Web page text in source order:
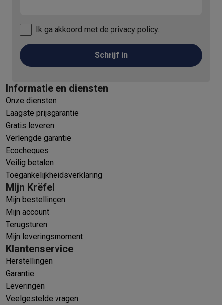
Ik ga akkoord met de privacy policy.
Schrijf in
Informatie en diensten
Onze diensten
Laagste prijsgarantie
Gratis leveren
Verlengde garantie
Ecocheques
Veilig betalen
Toegankelijkheidsverklaring
Mijn Krëfel
Mijn bestellingen
Mijn account
Terugsturen
Mijn leveringsmoment
Klantenservice
Herstellingen
Garantie
Leveringen
Veelgestelde vragen